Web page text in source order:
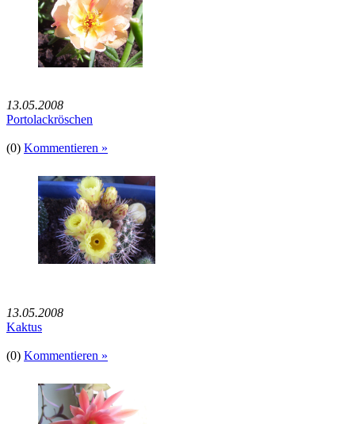
13.05.2008
Portolackröschen
(0) Kommentieren »
13.05.2008
Kaktus
(0) Kommentieren »